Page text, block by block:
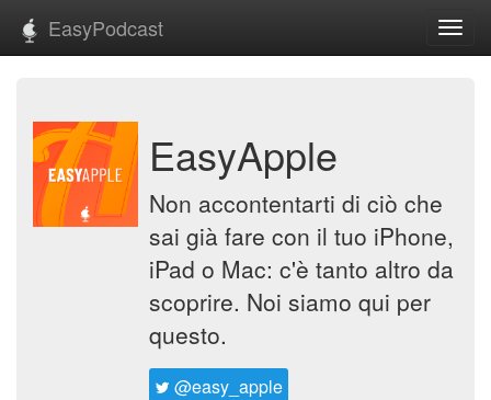
EasyPodcast
EasyApple
Non accontentarti di ciò che
sai già fare con il tuo iPhone,
iPad o Mac: c'è tanto altro da
scoprire. Noi siamo qui per
questo.
@easy_apple